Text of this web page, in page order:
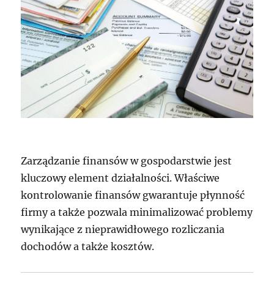
Zarządzanie finansów w gospodarstwie jest
kluczowy element działalności. Właściwe
kontrolowanie finansów gwarantuje płynność
firmy a także pozwala minimalizować problemy
wynikające z nieprawidłowego rozliczania
dochodów a także kosztów.